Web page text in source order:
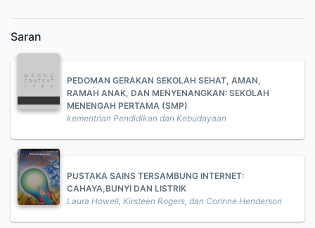
Saran
PEDOMAN GERAKAN SEKOLAH SEHAT, AMAN,
RAMAH ANAK, DAN MENYENANGKAN: SEKOLAH
MENENGAH PERTAMA (SMP)
kementrian Pendidikan dan Kebudayaan
PUSTAKA SAINS TERSAMBUNG INTERNET:
CAHAYA,BUNYI DAN LISTRIK
Laura Howell, Kirsteen Rogers, dan Corinne Henderson